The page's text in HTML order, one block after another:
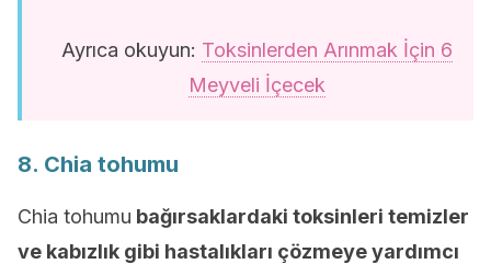
Ayrıca okuyun: Toksinlerden Arınmak İçin 6
Meyveli İçecek
8. Chia tohumu
Chia tohumu bağırsaklardaki toksinleri temizler
ve kabızlık gibi hastalıkları çözmeye yardımcı